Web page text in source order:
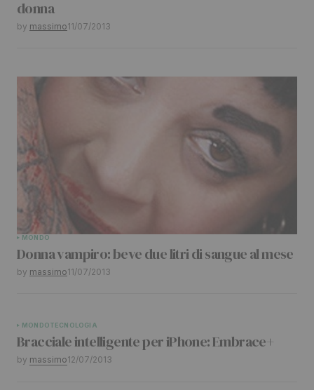
donna
by massimo11/07/2013
MONDO
Donna vampiro: beve due litri di sangue al mese
by massimo11/07/2013
MONDOTECNOLOGIA
Bracciale intelligente per iPhone: Embrace+
by massimo12/07/2013